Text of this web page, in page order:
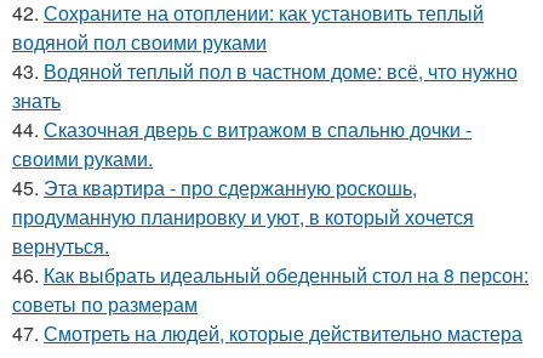
42. Сохраните на отоплении: как установить теплый
водяной пол своими руками
43. Водяной теплый пол в частном доме: всё, что нужно
знать
44. Сказочная дверь с витражом в спальню дочки -
своими руками.
45. Эта квартира - про сдержанную роскошь,
продуманную планировку и уют, в который хочется
вернуться.
46. Как выбрать идеальный обеденный стол на 8 персон:
советы по размерам
47. Смотреть на людей, которые действительно мастера